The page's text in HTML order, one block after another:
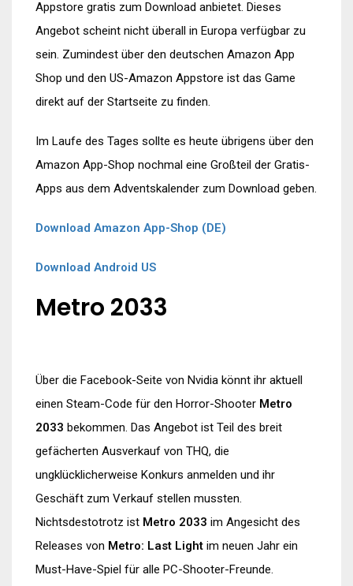
Appstore gratis zum Download anbietet. Dieses
Angebot scheint nicht überall in Europa verfügbar zu
sein. Zumindest über den deutschen Amazon App
Shop und den US-Amazon Appstore ist das Game
direkt auf der Startseite zu finden.
Im Laufe des Tages sollte es heute übrigens über den
Amazon App-Shop nochmal eine Großteil der Gratis-
Apps aus dem Adventskalender zum Download geben.
Download Amazon App-Shop (DE)
Download Android US
Metro 2033
Über die Facebook-Seite von Nvidia könnt ihr aktuell
einen Steam-Code für den Horror-Shooter Metro
2033 bekommen. Das Angebot ist Teil des breit
gefächerten Ausverkauf von THQ, die
ungklücklicherweise Konkurs anmelden und ihr
Geschäft zum Verkauf stellen mussten.
Nichtsdestotrotz ist Metro 2033 im Angesicht des
Releases von Metro: Last Light im neuen Jahr ein
Must-Have-Spiel für alle PC-Shooter-Freunde.